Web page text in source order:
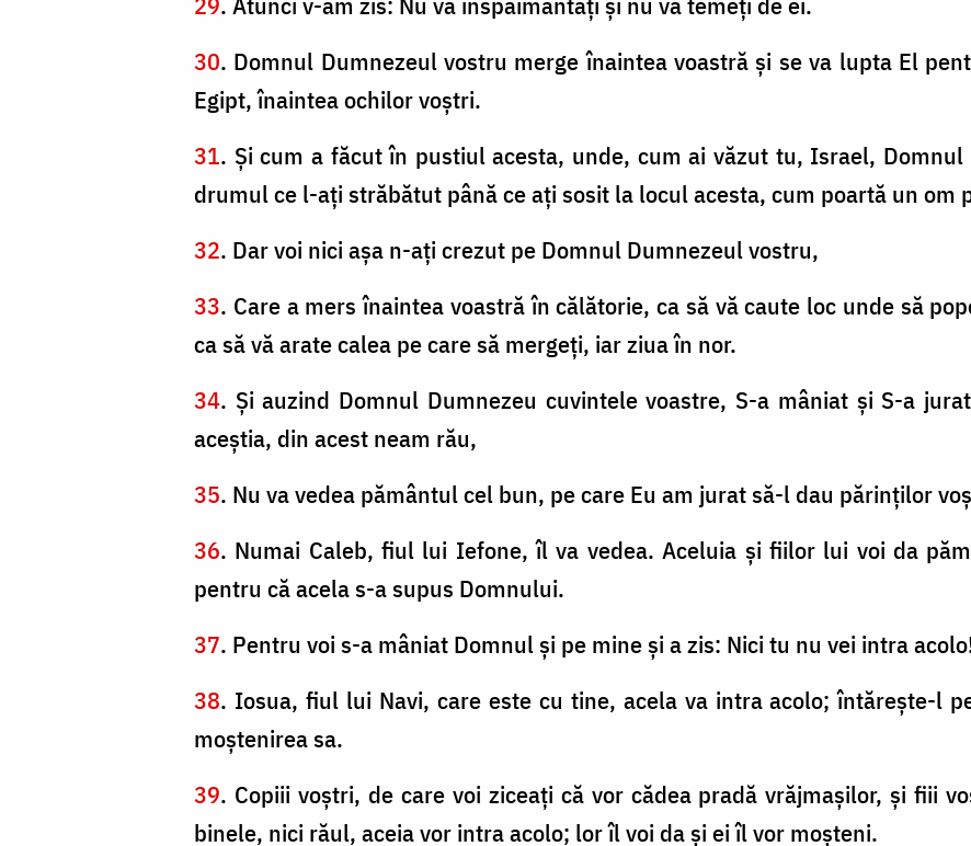
30. Domnul Dumnezeul vostru merge înaintea voastră şi se va lupta El
Egipt, înaintea ochilor voştri.
31. Şi cum a făcut în pustiul acesta, unde, cum ai văzut tu, Israel,
drumul ce l-aţi străbătut până ce aţi sosit la locul acesta, cum poartă un om
32. Dar voi nici aşa n-aţi crezut pe Domnul Dumnezeul vostru,
33. Care a mers înaintea voastră în călătorie, ca să vă caute loc unde să
ca să vă arate calea pe care să mergeţi, iar ziua în nor.
34. Şi auzind Domnul Dumnezeu cuvintele voastre, S-a mâniat şi S-a
aceştia, din acest neam rău,
35. Nu va vedea pământul cel bun, pe care Eu am jurat să-l dau părinţilor
36. Numai Caleb, fiul lui Iefone, îl va vedea. Aceluia şi fiilor lui voi da
pentru că acela s-a supus Domnului.
37. Pentru voi s-a mâniat Domnul şi pe mine şi a zis: Nici tu nu vei intra
38. Iosua, fiul lui Navi, care este cu tine, acela va intra acolo; întăreşte-l
moştenirea sa.
39. Copiii voştri, de care voi ziceaţi că vor cădea pradă vrăjmaşilor, şi fiii
binele, nici răul, aceia vor intra acolo; lor îl voi da şi ei îl vor moşteni.